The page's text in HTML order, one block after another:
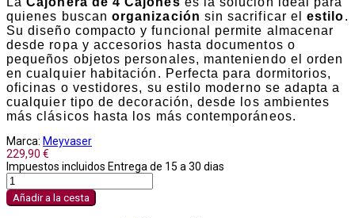
quienes buscan organización sin sacrificar elestilo.
Su diseño compacto y funcional permite almacenar
desde ropa y accesorios hasta documentos o
pequeños objetos personales, manteniendo el orden
en cualquier habitación. Perfecta para dormitorios,
oficinas o vestidores, su estilo moderno se adapta a
cualquier tipo de decoración, desde los ambientes
más clásicos hasta los más contemporáneos.
Marca: Meyvaser
229,90 €
Impuestos incluidos Entrega de 15 a 30 dias
Añadir a la cesta